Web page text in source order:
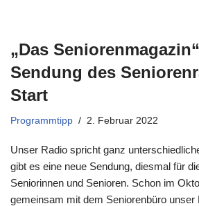
„Das
Sendung des
Start
Programmtipp 2. Februar 2022
Unser Radio spricht ganz
gibt es eine neue Sendung, diesmal für
Seniorinnen und Senioren. Schon im
gemeinsam mit dem Seniorenbüro unser